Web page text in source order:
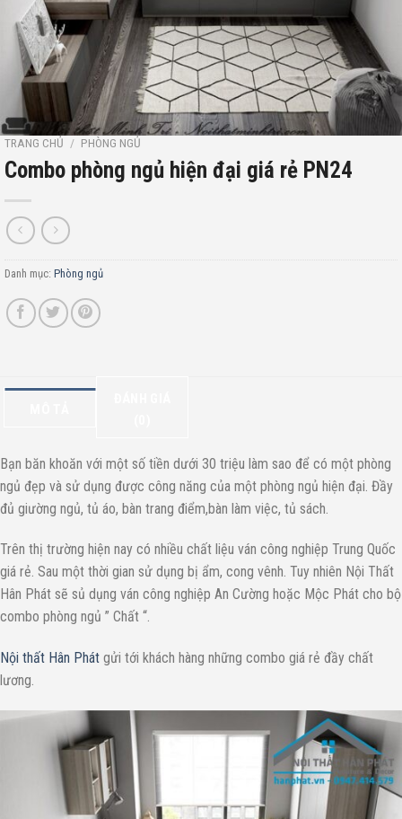
TRANG CHỦ / PHÒNG NGỦ
Combo phòng ngủ hiện đại giá rẻ PN24
Danh mục: Phòng ngủ
Bạn băn khoăn với một số tiền dưới 30 triệu làm sao để có một phòng
ngủ đẹp và sử dụng được công năng của một phòng ngủ hiện đại. Đầy
đủ giường ngủ, tủ áo, bàn trang điểm,bàn làm việc, tủ sách.
Trên thị trường hiện nay có nhiều chất liệu ván công nghiệp Trung Quốc
giá rẻ. Sau một thời gian sử dụng bị ẩm, cong vênh. Tuy nhiên Nội Thất
Hân Phát sẽ sủ dụng ván công nghiệp An Cường hoặc Mộc Phát cho bộ
combo phòng ngủ ” Chất “.
Nội thất Hân Phát gửi tới khách hàng những combo giá rẻ đầy chất
lương.